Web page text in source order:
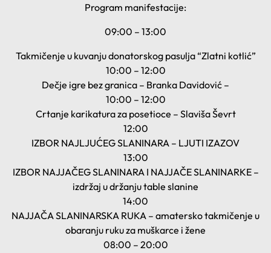
Program manifestacije:
09:00 – 13:00
Takmičenje u kuvanju donatorskog pasulja “Zlatni kotlić”
10:00 – 12:00
Dečje igre bez granica – Branka Davidović –
10:00 – 12:00
Crtanje karikatura za posetioce – Slaviša Ševrt
12:00
IZBOR NAJLJUĆEG SLANINARA – LJUTI IZAZOV
13:00
IZBOR NAJJAČEG SLANINARA I NAJJAČE SLANINARKE –
izdržaj u držanju table slanine
14:00
NAJJAČA SLANINARSKA RUKA – amatersko takmičenje u
obaranju ruku za muškarce i žene
08:00 – 20:00